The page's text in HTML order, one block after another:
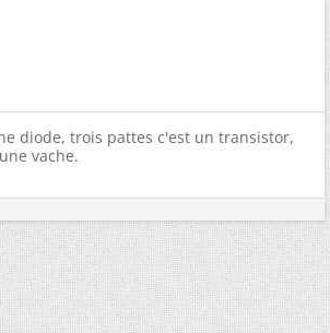
diode, trois pattes c'est un transistor,
vache.